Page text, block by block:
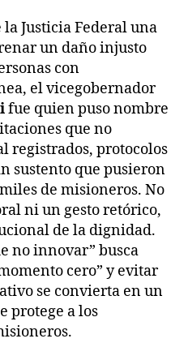
Justicia Federal una
un daño injusto
con
el vicegobernador
fue quien puso nombre
que no
registrados, protocolos
sustento que pusieron
de misioneros. No
ni un gesto retórico,
de la dignidad.
no innovar” busca
cero” y evitar
se convierta en un
protege a los